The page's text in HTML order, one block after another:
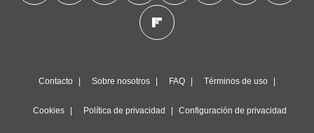
Contacto Sobre nosotros FAQ Términos de uso
Cookies Política de privacidad Configuración de privacidad